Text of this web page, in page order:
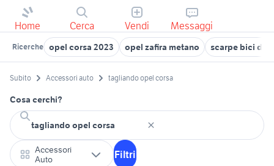
Home Cerca Vendi Messaggi
Ricerche opel corsa 2023 opel zafira metano scarpe bici da
Subito Accessori auto tagliando opel corsa
Cosa cerchi?
Accessori
Auto
Filtri